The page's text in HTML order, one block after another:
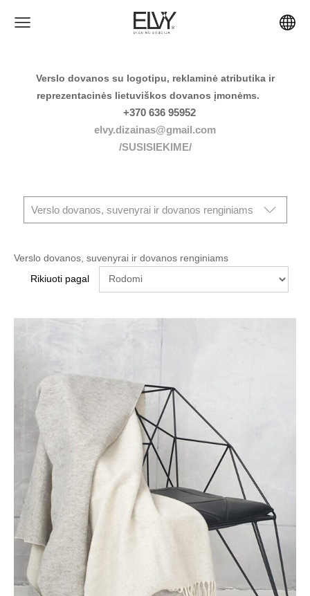
Verslo dovanos su logotipu, reklaminė atributika ir
reprezentacinės lietuviškos dovanos įmonėms.
+370 636 95952
elvy.dizainas@gmail.com
/SUSISIEKIME/
Verslo dovanos, suvenyrai ir dovanos renginiams
Verslo dovanos, suvenyrai ir dovanos renginiams
Rikiuoti pagal